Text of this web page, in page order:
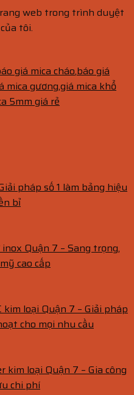
web trong trình duyệt
tôi.
giá mica cháo,báo giá
mica gương,giá mica khổ
5mm giá rẻ
pháp số 1 làm bảng hiệu
bỉ
Quận 7 – Sang trọng,
cao cấp
kim loại Quận 7 – Giải pháp
cho mọi nhu cầu
kim loại Quận 7 – Gia công
chi phí